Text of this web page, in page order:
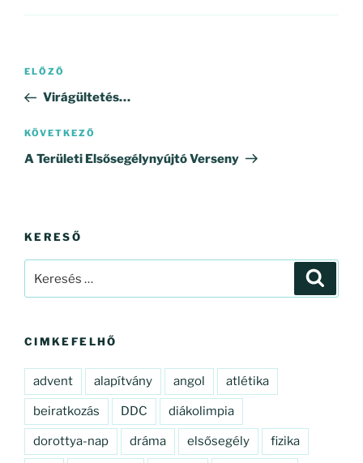
Bejegyzés
Korábbi
bejegyzés
ELŐZŐ
Virágültetés…
Következő
bejegyzés
KÖVETKEZŐ
A Területi Elsősegélynyújtó Verseny
KERESŐ
CIMKEFELHŐ
advent alapítvány angol atlétika
beiratkozás DDC diákolimpia
dorottya-nap dráma elsősegély fizika